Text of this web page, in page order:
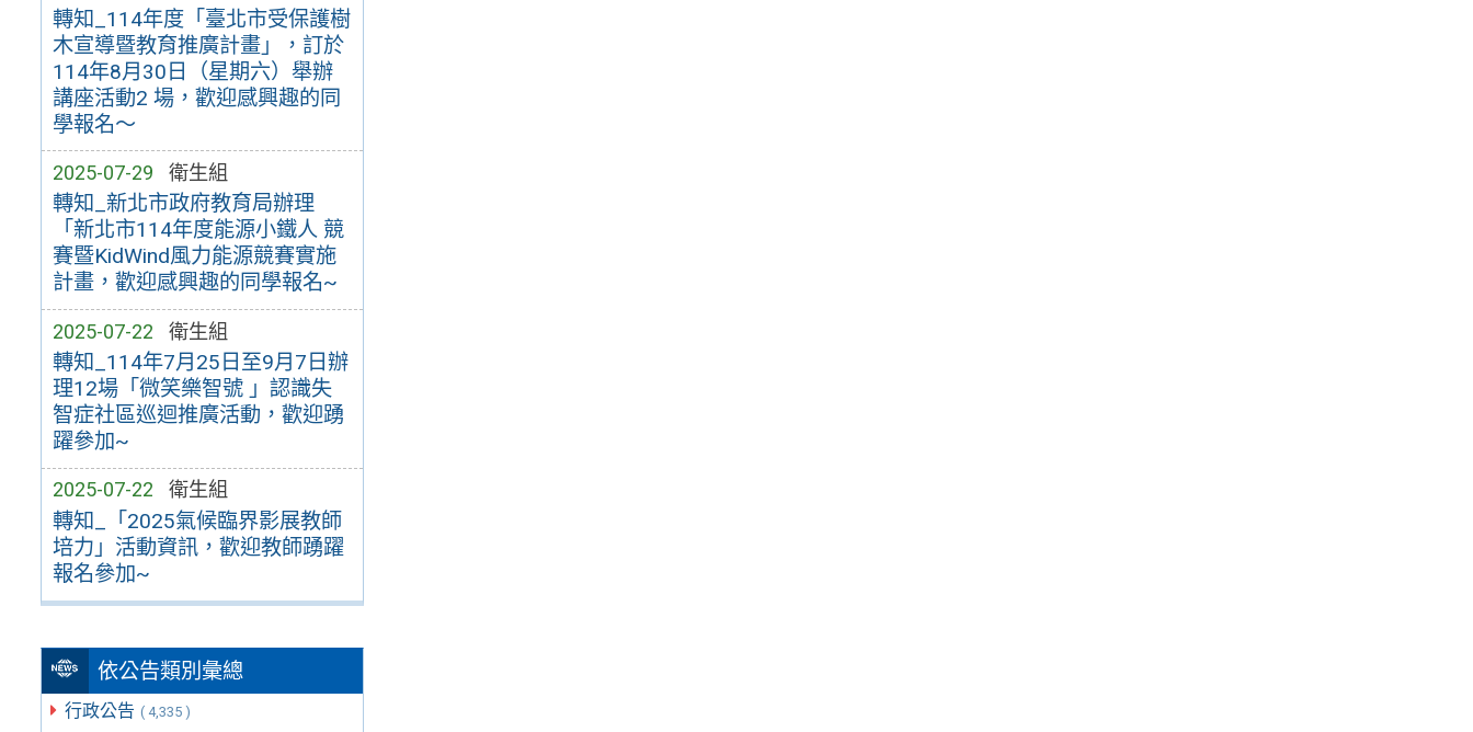
轉知_114年度「臺北市受保護樹
木宣導暨教育推廣計畫」，訂於
114年8月30日（星期六）舉辦
講座活動2 場，歡迎感興趣的同
學報名～
2025-07-29 衛生組
轉知_新北市政府教育局辦理
「新北市114年度能源小鐵人 競
賽暨KidWind風力能源競賽實施
計畫，歡迎感興趣的同學報名~
2025-07-22 衛生組
轉知_114年7月25日至9月7日辦
理12場「微笑樂智號 」認識失
智症社區巡迴推廣活動，歡迎踴
躍參加~
2025-07-22 衛生組
轉知_「2025氣候臨界影展教師
培力」活動資訊，歡迎教師踴躍
報名參加~
依公告類別彙總
行政公告 ( 4,335 )